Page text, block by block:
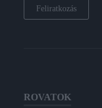
Feliratkozás
ROVATOK